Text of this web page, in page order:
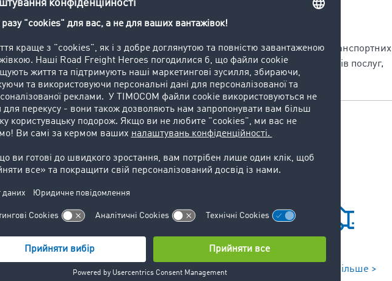
діяльності, що основана на професійній організації транспортних
замовника, без надання послуг з перевезення. В залежності від видів послуг,
здійснюються залізничним, автомобільним,
Дізнатись більше > Дізнатись більше >